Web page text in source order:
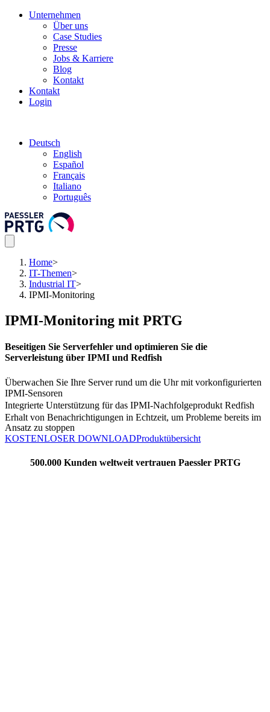
Unternehmen
Über uns
Case Studies
Presse
Jobs & Karriere
Blog
Kontakt
Kontakt
Login
Deutsch
English
Español
Français
Italiano
Português
Home>
IT-Themen>
Industrial IT>
IPMI-Monitoring
IPMI-Monitoring mit PRTG
Beseitigen Sie Serverfehler und optimieren Sie die
Serverleistung über IPMI und Redfish
Überwachen Sie Ihre Server rund um die Uhr mit vorkonfigurierten
IPMI-Sensoren
Integrierte Unterstützung für das IPMI-Nachfolgeprodukt Redfish
Erhalt von Benachrichtigungen in Echtzeit, um Probleme bereits im
Ansatz zu stoppen
KOSTENLOSER DOWNLOADProduktübersicht
500.000 Kunden weltweit vertrauen Paessler PRTG